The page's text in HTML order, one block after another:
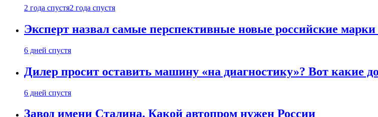
2 года спустя2 года спустя
Эксперт назвал самые перспективные новые российские
6 дней спустя
Дилер просит оставить машину «на диагностику»? Вот какие
6 дней спустя
Завод имени Сталина. Какой автопром нужен России